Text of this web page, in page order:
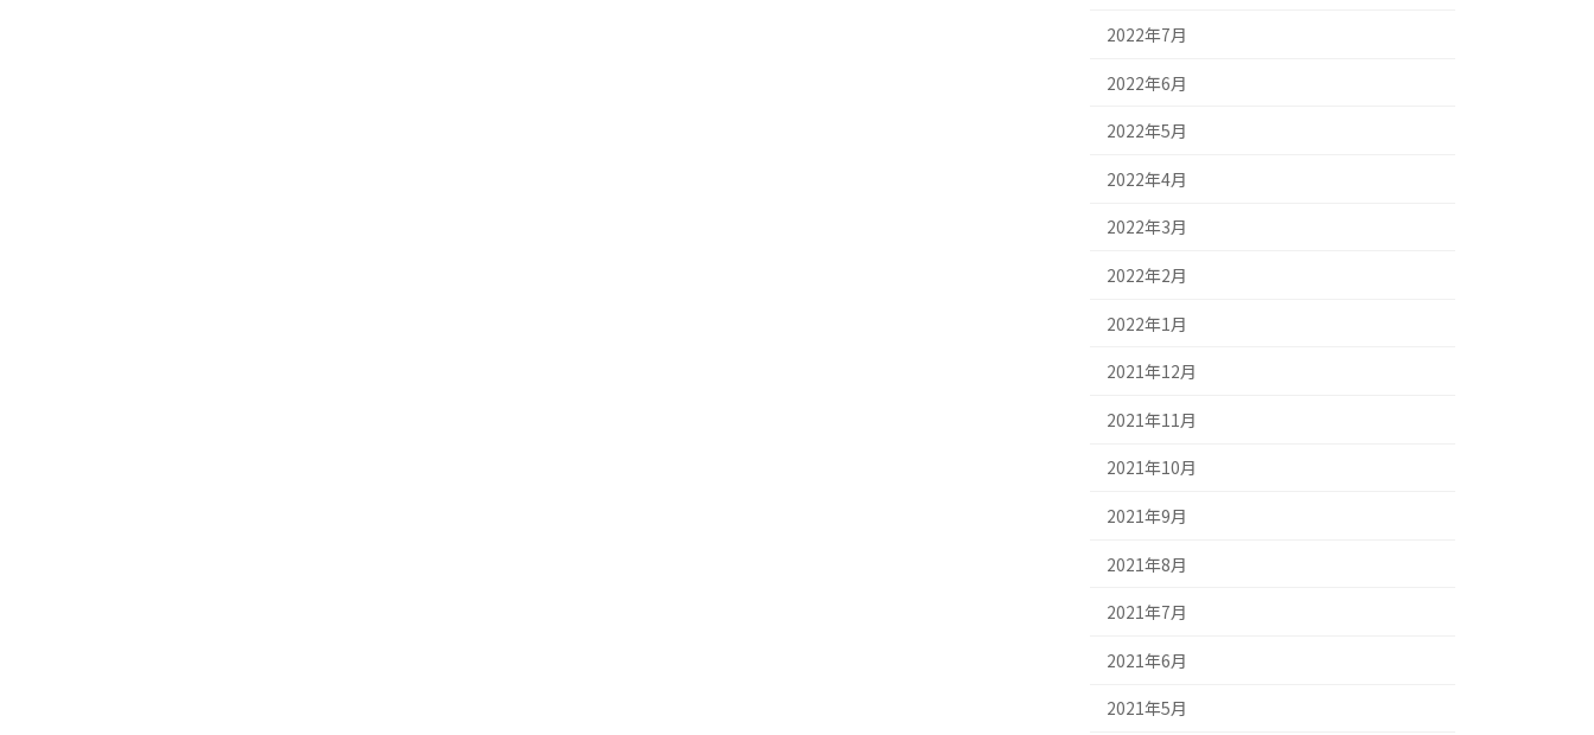
2022年7月
2022年6月
2022年5月
2022年4月
2022年3月
2022年2月
2022年1月
2021年12月
2021年11月
2021年10月
2021年9月
2021年8月
2021年7月
2021年6月
2021年5月